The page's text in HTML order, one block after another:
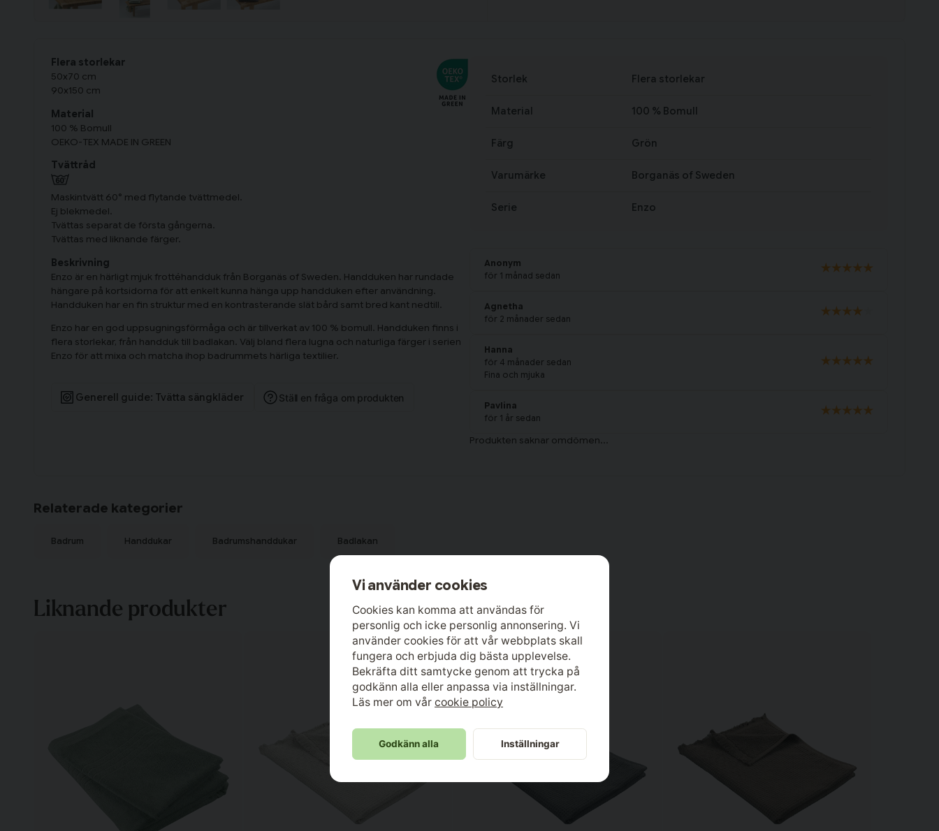
Flera storlekar
50x70 cm
90x150 cm
Material
100 % Bomull
OEKO-TEX MADE IN GREEN
Tvättråd
Maskintvätt 60° med flytande tvättmedel.
Ej blekmedel.
Tvättas separat de första gångerna.
Tvättas med liknande färger.
Beskrivning
Enzo är en härligt mjuk frottéhandduk från Borganäs of Sweden. Handduken har rundade
hängare på kortsidorna för att enkelt kunna hänga upp handduken efter användning.
Handduken har en fin struktur med en kontrasterande slät bård samt bred kant nedtill.
Enzo har en god uppsugningsförmåga och är tillverkat av 100 % bomull. Handduken finns i
flera storlekar, från handduk till badlakan. Välj bland flera lugna och naturliga färger i serien
Enzo för att mixa och matcha ihop badrummets härliga textilier.
Generell guide: Tvätta sängkläder Ställ en fråga om produkten
Storlek Flera storlekar
Material 100 % Bomull
Färg Grön
Varumärke Borganäs of Sweden
Serie Enzo
Anonym
för 1 månad sedan
Agnetha
för 2 månader sedan
Hanna
för 4 månader sedan
Fina och mjuka
Pavlina
för 1 år sedan
Relaterade kategorier
Badrum Handdukar Badrumshanddukar Badlakan
Liknande produkter
Vi använder cookies
Cookies kan komma att användas för
personlig och icke personlig annonsering. Vi
använder cookies för att vår webbplats skall
fungera och erbjuda dig bästa upplevelse.
Bekräfta ditt samtycke genom att trycka på
godkänn alla eller anpassa via inställningar.
Läs mer om vår cookie policy
Godkänn alla Inställningar